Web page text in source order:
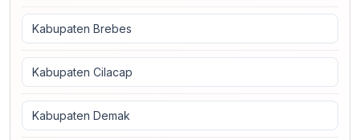
Kabupaten Brebes
Kabupaten Cilacap
Kabupaten Demak